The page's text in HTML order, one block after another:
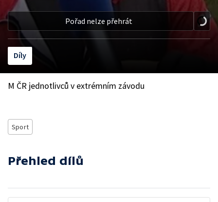
Pořad nelze přehrát
Díly
M ČR jednotlivců v extrémním závodu
Sport
Přehled dílů